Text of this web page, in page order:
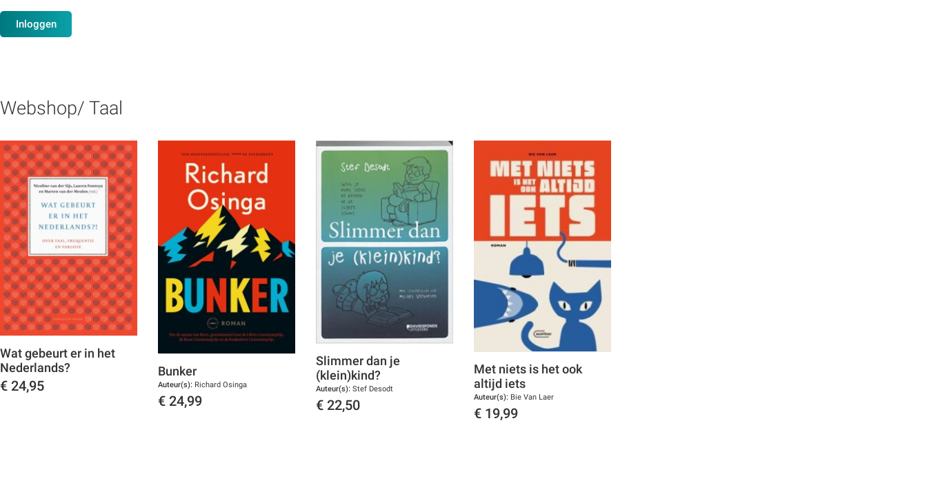
Inloggen
Webshop/ Taal
Wat gebeurt er in het
Nederlands?
€ 24,95
Bunker
Auteur(s): Richard Osinga
€ 24,99
Slimmer dan je
(klein)kind?
Auteur(s): Stef Desodt
€ 22,50
Met niets is het ook
altijd iets
Auteur(s): Bie Van Laer
€ 19,99